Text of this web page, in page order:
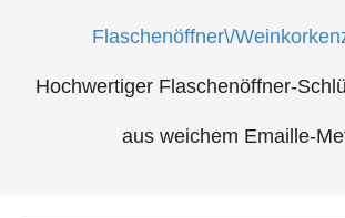
Flaschenöffner\/
Hochwertiger Flaschenöffner-
aus weichem Emaille-